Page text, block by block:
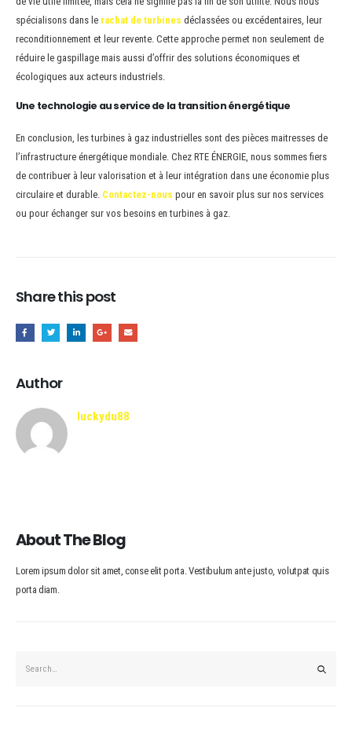
spécialisons dans le rachat de turbines déclassées ou excédentaires, leur
reconditionnement et leur revente. Cette approche permet non seulement de
réduire le gaspillage mais aussi d’offrir des solutions économiques et
écologiques aux acteurs industriels.
Une technologie au service de la transition énergétique
En conclusion, les turbines à gaz industrielles sont des pièces maitresses de
l’infrastructure énergétique mondiale. Chez RTE ÉNERGIE, nous sommes fiers
de contribuer à leur valorisation et à leur intégration dans une économie plus
circulaire et durable. Contactez-nous pour en savoir plus sur nos services
ou pour échanger sur vos besoins en turbines à gaz.
Share this post
Author
luckydu88
About The Blog
Lorem ipsum dolor sit amet, conse elit porta. Vestibulum ante justo, volutpat quis
porta diam.